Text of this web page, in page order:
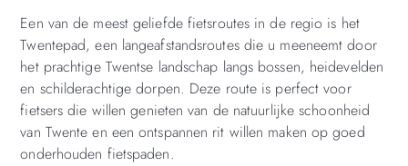
Een van de meest geliefde fietsroutes in de regio is het
Twentepad, een langeafstandsroutes die u meeneemt door
het prachtige Twentse landschap langs bossen, heidevelden
en schilderachtige dorpen. Deze route is perfect voor
fietsers die willen genieten van de natuurlijke schoonheid
van Twente en een ontspannen rit willen maken op goed
onderhouden fietspaden.